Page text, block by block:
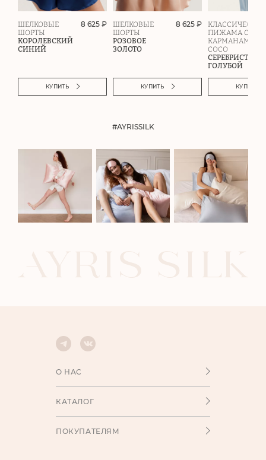
ШЕЛКОВЫЕ
ШОРТЫ
КОРОЛЕВСКИЙ
СИНИЙ
8 625 ₽
КУПИТЬ
ШЕЛКОВЫЕ
ШОРТЫ
РОЗОВОЕ
ЗОЛОТО
8 625 ₽
КУПИТЬ
КЛАССИЧЕСКАЯ
ПИЖАМА С
КАРМАНАМИ
COCO
СЕРЕБРИСТО-
ГОЛУБОЙ
КУПИТЬ
#AYRISSILK
О НАС
КАТАЛОГ
ПОКУПАТЕЛЯМ